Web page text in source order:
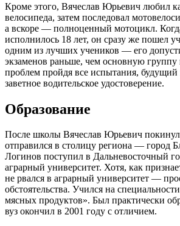
Кроме этого, Вячеслав Юрьевич любил
велосипеда, затем последовал
а вскоре — полноценный мотоцикл.
исполнилось 18 лет, он сразу же пошел
одним из лучших учеников — его
экзаменов раньше, чем основную группу
проблем пройдя все испытания,
заветное водительское удостоверение.
Образование
После школы Вячеслав Юрьевич покинул
отправился в столицу региона — город
Логинов поступил в Дальневосточный
аграрный университет. Хотя, как
не рвался в аграрный университет —
обстоятельства. Учился на
мясных продуктов». Был практически
вуз окончил в 2001 году с отличием.